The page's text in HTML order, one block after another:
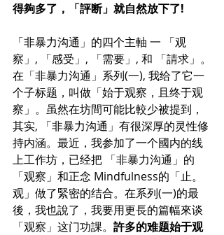
得夠多了，「評断」就自然放下了!
「非暴力沟通」的四个主軸 一 「观
察」, 「感受」, 「需要」, 和 「請求」。
在「非暴力沟通」系列(一), 我给了它一
个子标题，叫做「始于观察，且终于观
察」。虽然在坊間可能比較少被提到，
其实,
「非暴力沟通」 有很深厚的灵性修
持内涵。最近，我参加了一个國内的线
上工作坊，已经把 「非暴力沟通」 的
「观察」和正念 Mindfulness的「止。
观」做了緊密的结合。在系列(一)的最
後，我也說了，我要用更長的篇幅來谈
「观察」这门功課。 許多的难题始于观